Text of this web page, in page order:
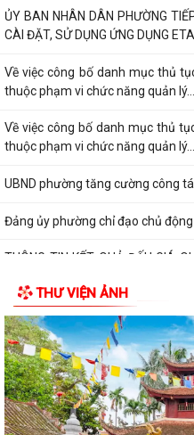
ỦY BAN NHÂN DÂN PHƯỜNG
CÀI ĐẶT, SỬ DỤNG ỨNG DỤNG
Về việc công bố danh mục thủ
thuộc phạm vi chức năng quản lý...
Về việc công bố danh mục thủ
thuộc phạm vi chức năng quản lý...
UBND phường tăng cường công
Đảng ủy phường chỉ đạo chủ
THÔNG TIN KẾT QUẢ ĐẤU GIÁ
THÔNG BÁO Về việc công khai
thông tin tiếp nhận kiến nghị,...
ẤM ÁP CHƯƠNG TRÌNH THĂM,
NGÀY GIA ĐÌNH VIỆT NAM (28/
HỘI CỰU CHIẾN BINH, HỘI
THƯ VIỆN ẢNH